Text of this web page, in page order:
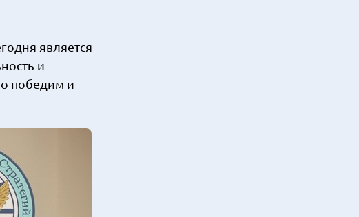
является
и
победим и